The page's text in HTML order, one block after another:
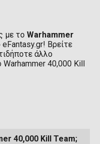
με το Warhammer
Βρείτε
άλλο
Warhammer 40,000 Kill
40,000 Kill Team;